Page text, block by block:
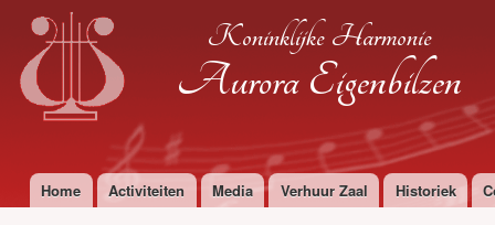
Koninklijke Harmonie
Aurora Eigenbilzen
Hoofdmenu
Home Activiteiten Media Verhuur Zaal Historiek